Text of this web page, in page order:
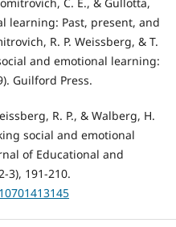
learning: Past, present, and
R. P. Weissberg, & T.
and emotional learning:
Guilford Press.
R. P., & Walberg, H.
social and emotional
of Educational and
3), 191-210.